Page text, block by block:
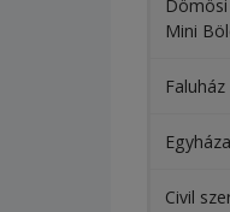
Mini
Faluház
Civil